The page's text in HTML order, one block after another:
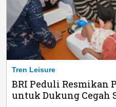
Tren Leisure
BRI Peduli Resmikan
untuk Dukung Cegah